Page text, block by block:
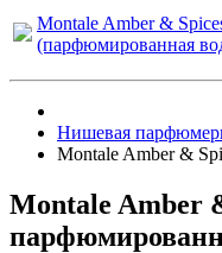
Montale Amber &
(парфюмированная
Нишевая
Montale Amber &
Montale Amber